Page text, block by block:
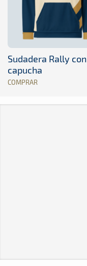
Sudadera Rally con
capucha
COMPRAR